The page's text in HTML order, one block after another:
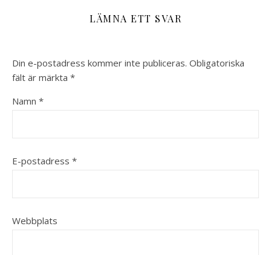
LÄMNA ETT SVAR
Din e-postadress kommer inte publiceras. Obligatoriska
fält är märkta *
Namn *
E-postadress *
Webbplats